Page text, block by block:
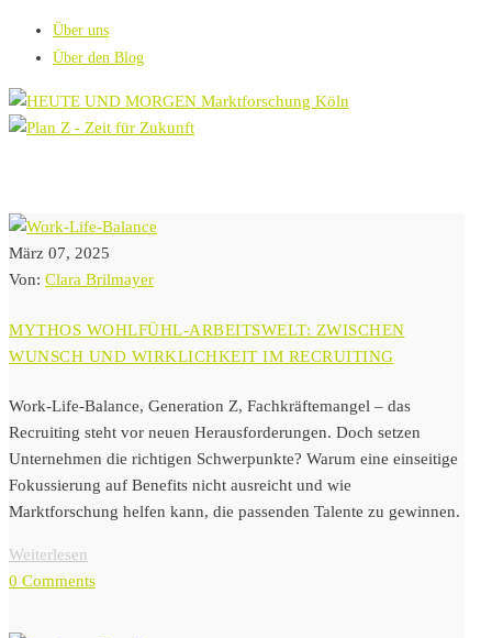
Über uns
Über den Blog
März 07, 2025
Von: Clara Brilmayer
MYTHOS WOHLFÜHL-ARBEITSWELT: ZWISCHEN
WUNSCH UND WIRKLICHKEIT IM RECRUITING
Work-Life-Balance, Generation Z, Fachkräftemangel – das
Recruiting steht vor neuen Herausforderungen. Doch setzen
Unternehmen die richtigen Schwerpunkte? Warum eine einseitige
Fokussierung auf Benefits nicht ausreicht und wie
Marktforschung helfen kann, die passenden Talente zu gewinnen.
Weiterlesen
0 Comments